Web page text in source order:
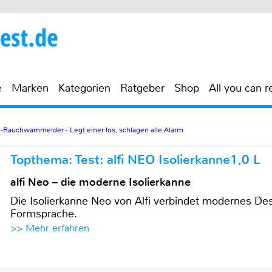
Marken Kategorien Ratgeber Shop All you can
- Legt einer los, schlagen alle Alarm
Topthema: Test: alfi NEO Isolierkanne1,0 L
alfi Neo – die moderne Isolierkanne
Die Isolierkanne Neo von Alfi verbindet modernes
Formsprache.
>> Mehr erfahren